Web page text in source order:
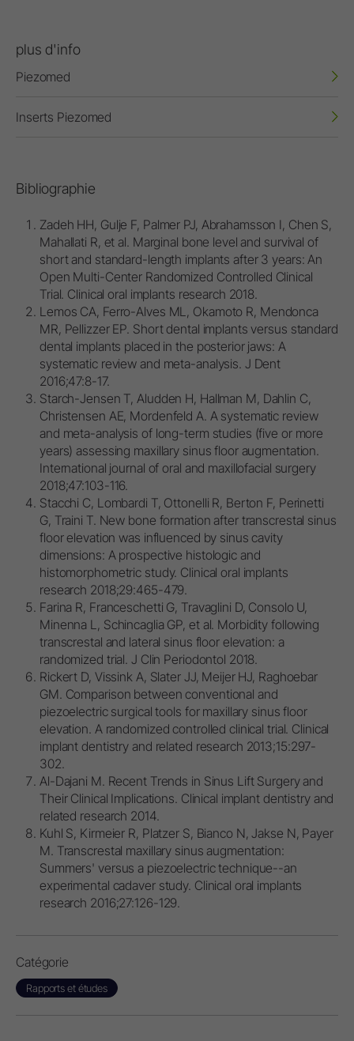
plus d'info
Piezomed
Inserts Piezomed
Bibliographie
Zadeh HH, Gulje F, Palmer PJ, Abrahamsson I, Chen S,
Mahallati R, et al. Marginal bone level and survival of
short and standard-length implants after 3 years: An
Open Multi-Center Randomized Controlled Clinical
Trial. Clinical oral implants research 2018.
Lemos CA, Ferro-Alves ML, Okamoto R, Mendonca
MR, Pellizzer EP. Short dental implants versus standard
dental implants placed in the posterior jaws: A
systematic review and meta-analysis. J Dent
2016;47:8-17.
Starch-Jensen T, Aludden H, Hallman M, Dahlin C,
Christensen AE, Mordenfeld A. A systematic review
and meta-analysis of long-term studies (five or more
years) assessing maxillary sinus floor augmentation.
International journal of oral and maxillofacial surgery
2018;47:103-116.
Stacchi C, Lombardi T, Ottonelli R, Berton F, Perinetti
G, Traini T. New bone formation after transcrestal sinus
floor elevation was influenced by sinus cavity
dimensions: A prospective histologic and
histomorphometric study. Clinical oral implants
research 2018;29:465-479.
Farina R, Franceschetti G, Travaglini D, Consolo U,
Minenna L, Schincaglia GP, et al. Morbidity following
transcrestal and lateral sinus floor elevation: a
randomized trial. J Clin Periodontol 2018.
Rickert D, Vissink A, Slater JJ, Meijer HJ, Raghoebar
GM. Comparison between conventional and
piezoelectric surgical tools for maxillary sinus floor
elevation. A randomized controlled clinical trial. Clinical
implant dentistry and related research 2013;15:297-
302.
Al-Dajani M. Recent Trends in Sinus Lift Surgery and
Their Clinical Implications. Clinical implant dentistry and
related research 2014.
Kuhl S, Kirmeier R, Platzer S, Bianco N, Jakse N, Payer
M. Transcrestal maxillary sinus augmentation:
Summers' versus a piezoelectric technique--an
experimental cadaver study. Clinical oral implants
research 2016;27:126-129.
Catégorie
Rapports et études